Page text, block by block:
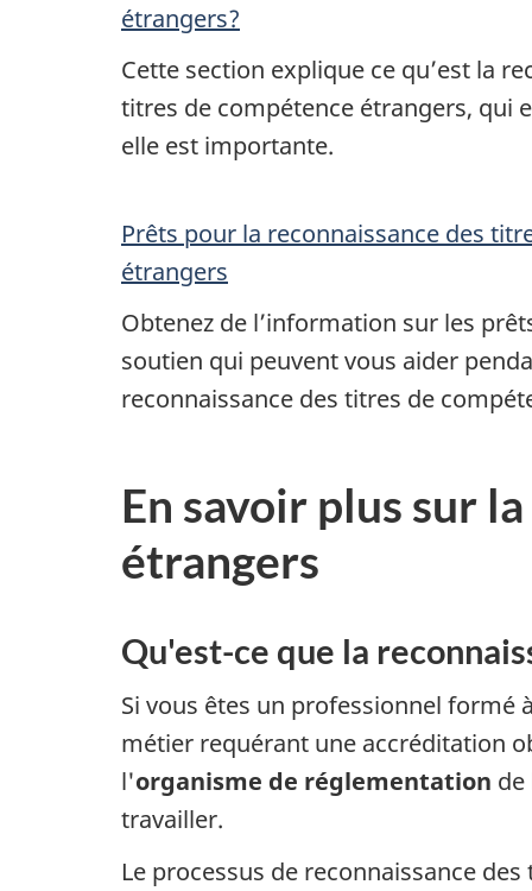
étrangers?
Cette section explique ce qu’est la
titres de compétence étrangers, qui
elle est importante.
Prêts pour la reconnaissance des
étrangers
Obtenez de l’information sur les
soutien qui peuvent vous aider
reconnaissance des titres de
En savoir plus sur
étrangers
Qu'est-ce que la
Si vous êtes un professionnel formé
métier requérant une accréditation
l'organisme de réglementation
travailler.
Le processus de reconnaissance